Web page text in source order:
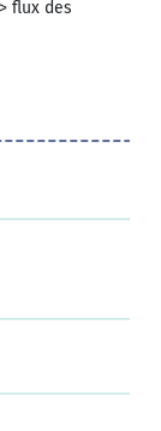
>flux des